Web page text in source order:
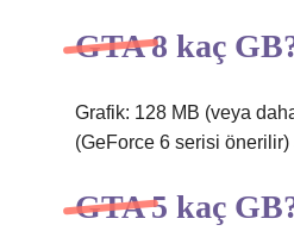
GTA 8 kaç
Grafik: 128 MB (veya
(GeForce 6 serisi
GTA 5 kaç